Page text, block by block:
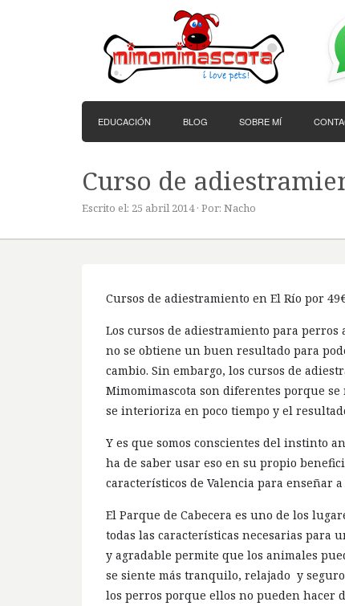
EDUCACIÓN BLOG SOBRE MÍ
Curso de
Escrito el: 25 abril 2014 · Por: Nacho
Cursos de adiestramiento en El Río por
Los cursos de adiestramiento para perros
no se obtiene un buen resultado para
cambio. Sin embargo, los cursos de
Mimomimascota son diferentes porque
se interioriza en poco tiempo y el
Y es que somos conscientes del instinto
ha de saber usar eso en su propio
característicos de Valencia para enseñar
El Parque de Cabecera es uno de los
todas las características necesarias para
y agradable permite que los animales
se siente más tranquilo, relajado y
los perros porque ellos no pueden hacer